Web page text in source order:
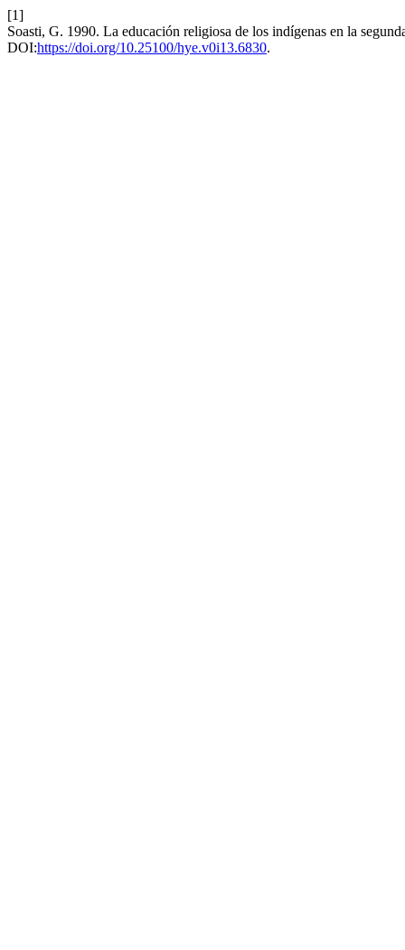
[1]
Soasti, G. 1990. La educación religiosa de los indígenas en la
DOI:https://doi.org/10.25100/hye.v0i13.6830.